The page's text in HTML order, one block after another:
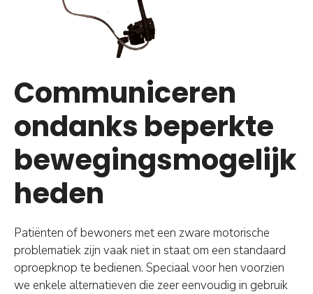
Communiceren
ondanks beperkte
bewegingsmogelijk
heden
Patiënten of bewoners met een zware motorische
problematiek zijn vaak niet in staat om een standaard
oproepknop te bedienen. Speciaal voor hen voorzien
we enkele alternatieven die zeer eenvoudig in gebruik